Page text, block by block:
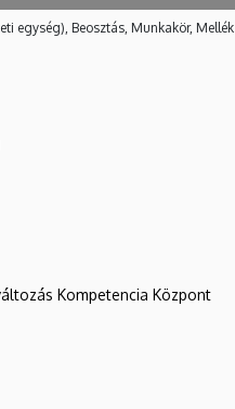
egység), Beosztás, Munkakör, Mellék
Kompetencia Központ